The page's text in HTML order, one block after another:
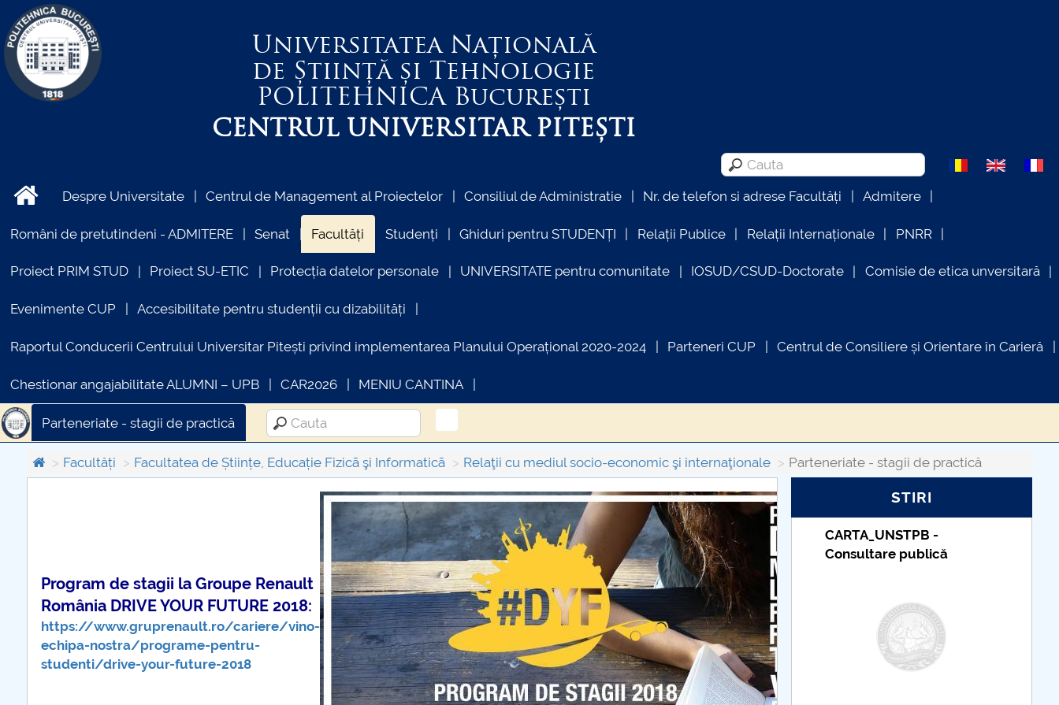
Universitatea Națională
de Știință și Tehnologie
POLITEHNICABucurești
CENTRUL UNIVERSITAR PITEȘTI
Despre Universitate Centrul de Management al Proiectelor Consiliul de Administratie Nr. de telefon si adrese Facultăți Admitere
Români de pretutindeni - ADMITERE Senat Facultăți Studenți Ghiduri pentru STUDENȚI Relații Publice Relații Internaționale PNRR
Proiect PRIM STUD Proiect SU-ETIC Protecția datelor personale UNIVERSITATE pentru comunitate IOSUD/CSUD-Doctorate Comisie de etica unversitară
Evenimente CUP Accesibilitate pentru studenții cu dizabilități
Raportul Conducerii Centrului Universitar Pitești privind implementarea Planului Operațional 2020-2024 Parteneri CUP Centrul de Consiliere și Orientare în Carieră
Chestionar angajabilitate ALUMNI – UPB CAR2026 MENIU CANTINA
Parteneriate - stagii de practică
Facultăți Facultatea de Științe, Educație Fizicã şi Informaticã Relaţii cu mediul socio-economic şi internaţionale Parteneriate - stagii de practică
Program de stagii la Groupe Renault
România DRIVE YOUR FUTURE 2018:
https://www.gruprenault.ro/cariere/vino-
echipa-nostra/programe-pentru-
studenti/drive-your-future-2018
STIRI
COMUNICAT DE PRESA
PRIMSTUD 26.03.2026
INFORMATII ACTE STUDII
CARTA_UNSTPB -
Consultare publică
Taxe de școlarizare
indexate – Centrul